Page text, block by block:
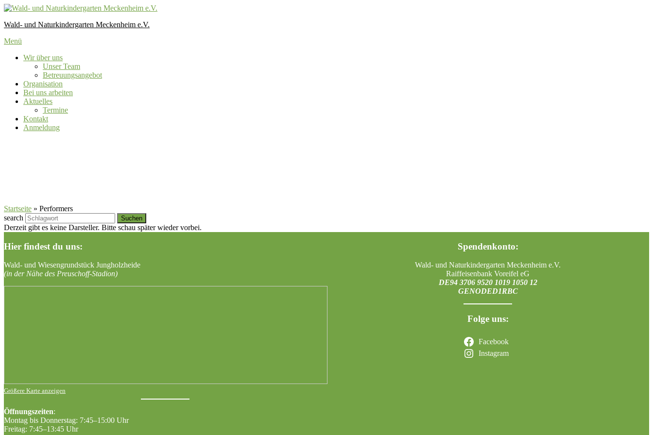
Zum
springen
Wald- und Naturkindergarten Meckenheim e.V.
Menü
Wir über uns
Unser Team
Betreuungsangebot
Organisation
Bei uns arbeiten
Aktuelles
Termine
Kontakt
Anmeldung
Startseite » Performers
search
Derzeit gibt es keine Darsteller. Bitte schau später wieder vorbei.
Hier findest du uns:
Wald- und Wiesengrundstück Jungholzheide
(in der Nähe des Preuschoff-Stadion)
Größere Karte anzeigen
Öffnungszeiten:
Montag bis Donnerstag: 7:45–15:00 Uhr
Freitag: 7:45–13:45 Uhr
Spendenkonto:
Wald- und Naturkindergarten Meckenheim e.V.
Raiffeisenbank Voreifel eG
DE94 3706 9520 1019 1050 12
GENODED1RBC
Folge uns:
Facebook
Instagram